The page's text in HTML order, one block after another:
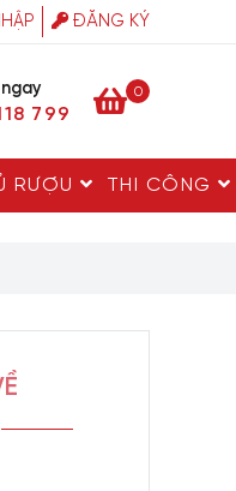
ĐĂNG KÝ
799
0
RƯỢU THI CÔNG